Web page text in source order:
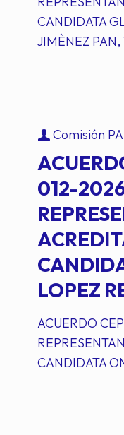
CANDIDATA
JIMÈNEZ
Comisión
012-
LOPEZ
ACUERDO
CANDIDATA